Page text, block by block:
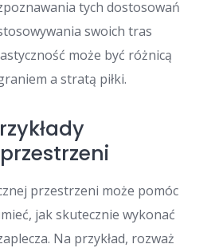
tych dostosowań
swoich tras
może być różnicą
a stratą piłki.
przestrzeni może pomóc
jak skutecznie wykonać
Na przykład, rozważ